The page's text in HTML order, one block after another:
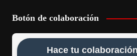
Botón de colaboración
Hace tu